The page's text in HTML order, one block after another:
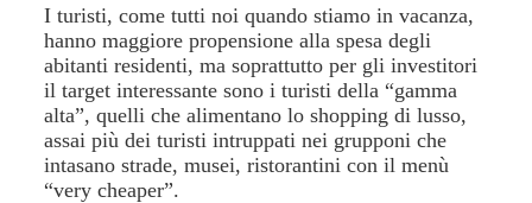
I turisti, come tutti noi quando stiamo in vacanza,
hanno maggiore propensione alla spesa degli
abitanti residenti, ma soprattutto per gli investitori
il target interessante sono i turisti della “gamma
alta”, quelli che alimentano lo shopping di lusso,
assai più dei turisti intruppati nei grupponi che
intasano strade, musei, ristorantini con il menù
“very cheaper”.